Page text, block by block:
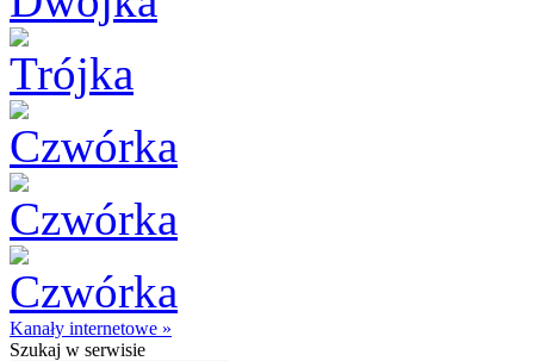
Kanały internetowe »
Szukaj w serwisie